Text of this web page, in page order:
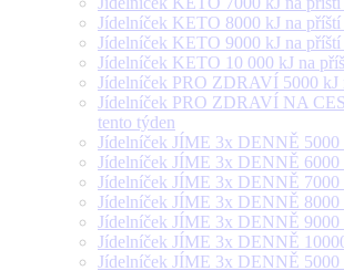
Jídelníček KETO 8000 kJ na příští
Jídelníček KETO 9000 kJ na příští
Jídelníček KETO 10 000 kJ na
Jídelníček PRO ZDRAVÍ 5000 kJ
Jídelníček PRO ZDRAVÍ NA
tento týden
Jídelníček JÍME 3x DENNĚ 5000
Jídelníček JÍME 3x DENNĚ 6000
Jídelníček JÍME 3x DENNĚ 7000
Jídelníček JÍME 3x DENNĚ 8000
Jídelníček JÍME 3x DENNĚ 9000
Jídelníček JÍME 3x DENNĚ
Jídelníček JÍME 3x DENNĚ 5000